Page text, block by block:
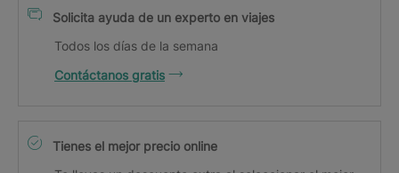
Solicita ayuda de un experto en viajes
Todos los días de la semana
Contáctanos gratis
Tienes el mejor precio online